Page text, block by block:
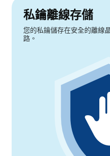
私鑰離線存儲
您的私鑰儲存在安全的離線
路。